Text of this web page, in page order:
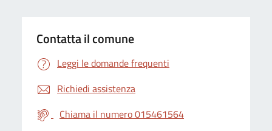
Contatta il comune
Leggi le domande frequenti
Richiedi assistenza
Chiama il numero 015461564